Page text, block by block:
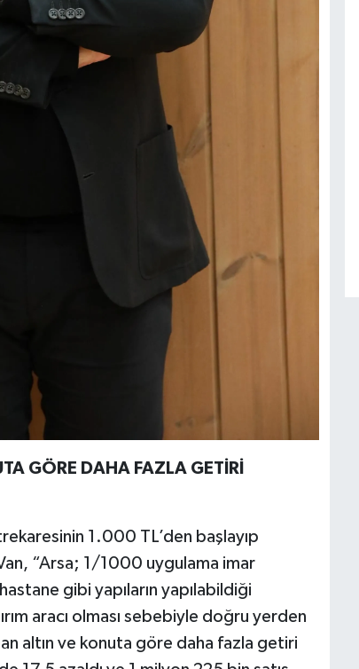
GÖRE DAHA FAZLA GETİRİ
1.000 TL’den başlayıp
“Arsa; 1/1000 uygulama imar
gibi yapıların yapılabildiği
aracı olması sebebiyle doğru yerden
altın ve konuta göre daha fazla getiri